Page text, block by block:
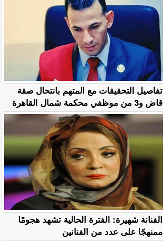
تفاصيل التحقيقات مع المتهم بانتحال صقة
قاض و3 من موظفي محكمة شمال القاهرة
الفنانة شهيرة: الفترة الحالية تشهد هجومًا
ممنهجًا على عدد من الفنانين